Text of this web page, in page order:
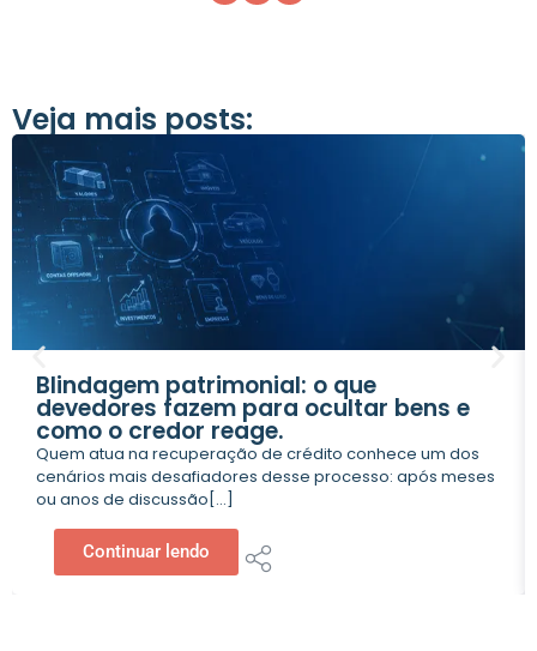
Veja mais posts:
Blindagem patrimonial: o que
devedores fazem para ocultar bens e
como o credor reage.
Quem atua na recuperação de crédito conhece um dos
cenários mais desafiadores desse processo: após meses
ou anos de discussão[...]
Continuar lendo